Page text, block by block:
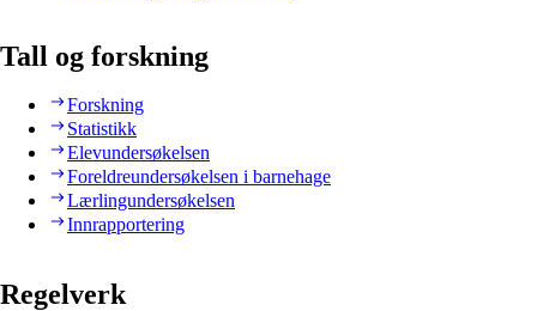
Tall og forskning
Forskning
Statistikk
Elevundersøkelsen
Foreldreundersøkelsen i barnehage
Lærlingundersøkelsen
Innrapportering
Regelverk